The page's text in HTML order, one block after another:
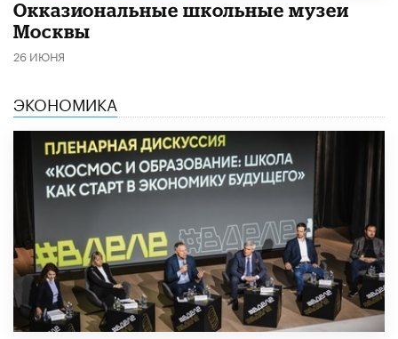
​Окказиональные школьные музеи
Москвы
26 ИЮНЯ
ЭКОНОМИКА